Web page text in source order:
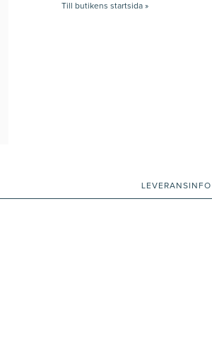
Till butikens startsida »
LEVERANSINFO